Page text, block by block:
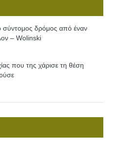
σύντομος δρόμος από έναν
– Wolinski
που της χάρισε τη θέση